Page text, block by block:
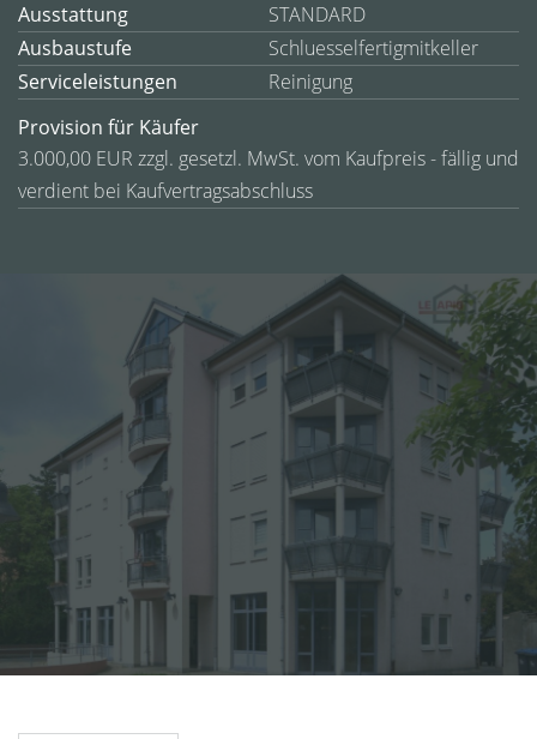
Ausstattung
STANDARD
Ausbaustufe
Schluesselfertigmitkeller
Serviceleistungen
Reinigung
Provision für Käufer
3.000,00 EUR zzgl. gesetzl. MwSt. vom Kaufpreis - fällig und
verdient bei Kaufvertragsabschluss